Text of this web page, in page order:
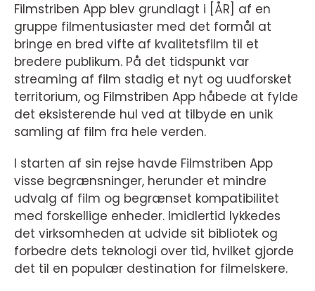
Filmstriben App blev grundlagt i [ÅR] af en
gruppe filmentusiaster med det formål at
bringe en bred vifte af kvalitetsfilm til et
bredere publikum. På det tidspunkt var
streaming af film stadig et nyt og uudforsket
territorium, og Filmstriben App håbede at fylde
det eksisterende hul ved at tilbyde en unik
samling af film fra hele verden.
I starten af sin rejse havde Filmstriben App
visse begrænsninger, herunder et mindre
udvalg af film og begrænset kompatibilitet
med forskellige enheder. Imidlertid lykkedes
det virksomheden at udvide sit bibliotek og
forbedre dets teknologi over tid, hvilket gjorde
det til en populær destination for filmelskere.